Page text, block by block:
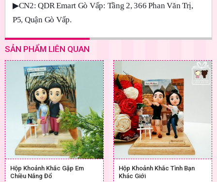
▶CN2: QDR Emart Gò Vấp: Tầng 2, 366 Phan Văn Trị,
P5, Quận Gò Vấp.
SẢN PHẨM LIÊN QUAN
Hộp Khoảnh Khắc Gặp Em
Chiều Nắng Đổ
Hộp Khoảnh Khắc Tình Bạn
Khác Giới